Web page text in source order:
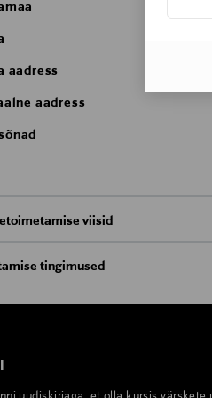
aadress
aadress
viisid
pakiautomaati või
tingimused